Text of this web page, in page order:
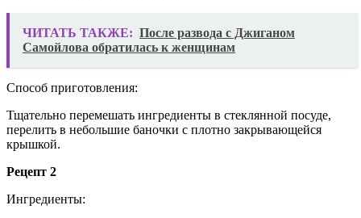
ЧИТАТЬ ТАКЖЕ: После развода с Джиганом
Самойлова обратилась к женщинам
Способ приготовления:
Тщательно перемешать ингредиенты в стеклянной посуде,
перелить в небольшие баночки с плотно закрывающейся
крышкой.
Рецепт 2
Ингредиенты: